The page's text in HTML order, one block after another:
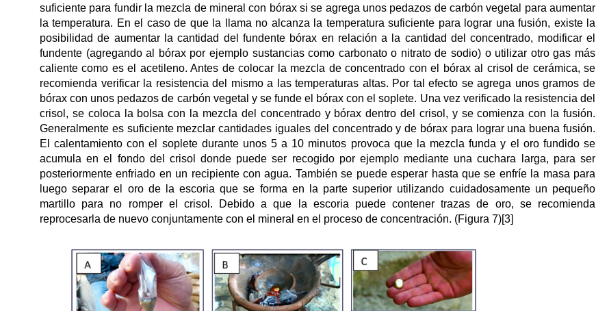
suficiente para fundir la mezcla de mineral con bórax si se agrega unos pedazos de carbón vegetal para aumentar
la temperatura. En el caso de que la llama no alcanza la temperatura suficiente para lograr una fusión, existe la
posibilidad de aumentar la cantidad del fundente bórax en relación a la cantidad del concentrado, modificar el
fundente (agregando al bórax por ejemplo sustancias como carbonato o nitrato de sodio) o utilizar otro gas más
caliente como es el acetileno. Antes de colocar la mezcla de concentrado con el bórax al crisol de cerámica, se
recomienda verificar la resistencia del mismo a las temperaturas altas. Por tal efecto se agrega unos gramos de
bórax con unos pedazos de carbón vegetal y se funde el bórax con el soplete. Una vez verificado la resistencia del
crisol, se coloca la bolsa con la mezcla del concentrado y bórax dentro del crisol, y se comienza con la fusión.
Generalmente es suficiente mezclar cantidades iguales del concentrado y de bórax para lograr una buena fusión.
El calentamiento con el soplete durante unos 5 a 10 minutos provoca que la mezcla funda y el oro fundido se
acumula en el fondo del crisol donde puede ser recogido por ejemplo mediante una cuchara larga, para ser
posteriormente enfriado en un recipiente con agua. También se puede esperar hasta que se enfríe la masa para
luego separar el oro de la escoria que se forma en la parte superior utilizando cuidadosamente un pequeño
martillo para no romper el crisol. Debido a que la escoria puede contener trazas de oro, se recomienda
reprocesarla de nuevo conjuntamente con el mineral en el proceso de concentración. (Figura 7)[3]